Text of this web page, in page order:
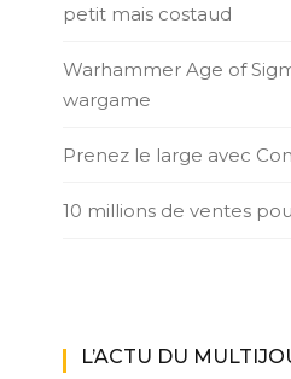
petit mais costaud
Warhammer Age of
wargame
Prenez le large avec
10 millions de ventes
L’ACTU DU